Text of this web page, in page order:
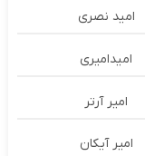
امید نصری
امیدامیری
امیر آرتر
امیر آیکان